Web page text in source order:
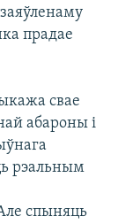
прадае
свае
абароны і
рэальным
спыняць